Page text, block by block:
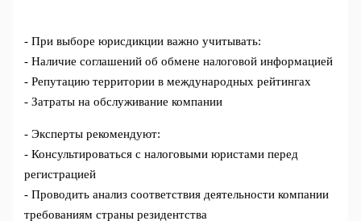
- При выборе юрисдикции важно учитывать:
- Наличие соглашений об обмене налоговой информацией
- Репутацию территории в международных рейтингах
- Затраты на обслуживание компании
- Эксперты рекомендуют:
- Консультироваться с налоговыми юристами перед
регистрацией
- Проводить анализ соответствия деятельности компании
требованиям страны резидентства